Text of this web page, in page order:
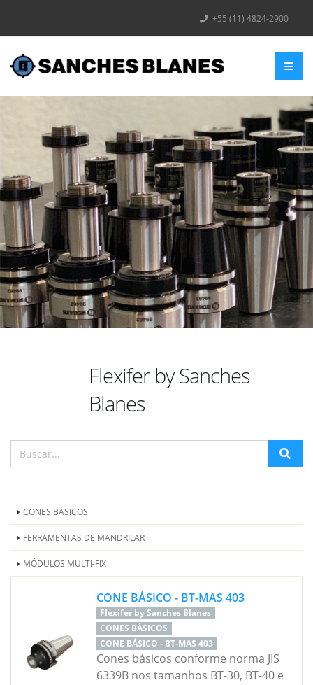
+55 (11) 4824-2900
Flexifer by Sanches
Blanes
CONES BÁSICOS
FERRAMENTAS DE MANDRILAR
MÓDULOS MULTI-FIX
CONE BÁSICO - BT-MAS 403
Flexifer by Sanches Blanes
CONES BÁSICOS
CONE BÁSICO - BT-MAS 403
Cones básicos conforme norma JIS
6339B nos tamanhos BT-30, BT-40 e